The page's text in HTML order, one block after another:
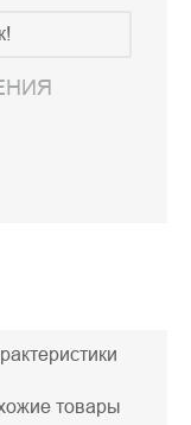
товары